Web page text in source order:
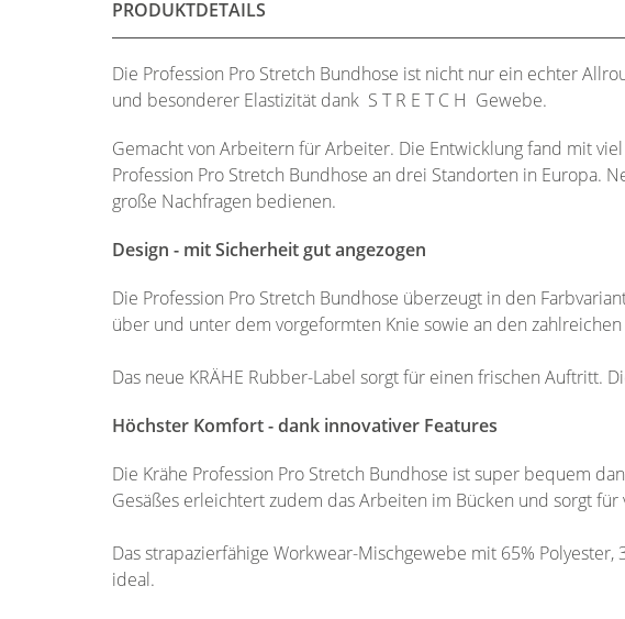
PRODUKTDETAILS
Die Profession Pro Stretch Bundhose ist nicht nur ein echter
und besonderer Elastizität dank S T R E T C H Gewebe.
Gemacht von Arbeitern für Arbeiter. Die Entwicklung fand mit
Profession Pro Stretch Bundhose an drei Standorten in Europa.
große Nachfragen bedienen.
Design - mit Sicherheit gut angezogen
Die Profession Pro Stretch Bundhose überzeugt in den
über und unter dem vorgeformten Knie sowie an den
Das neue KRÄHE Rubber-Label sorgt für einen frischen Auftritt.
Höchster Komfort - dank innovativer Features
Die Krähe Profession Pro Stretch Bundhose ist super bequem
Gesäßes erleichtert zudem das Arbeiten im Bücken und sorgt für
Das strapazierfähige Workwear-Mischgewebe mit 65%
ideal.